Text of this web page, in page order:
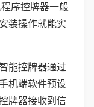
序控牌器一般
装操作就能实
能控牌器通过
机端软件预设
牌器接收到信